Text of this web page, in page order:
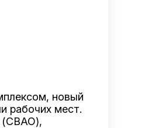
новый
рабочих мест.
(СВАО),